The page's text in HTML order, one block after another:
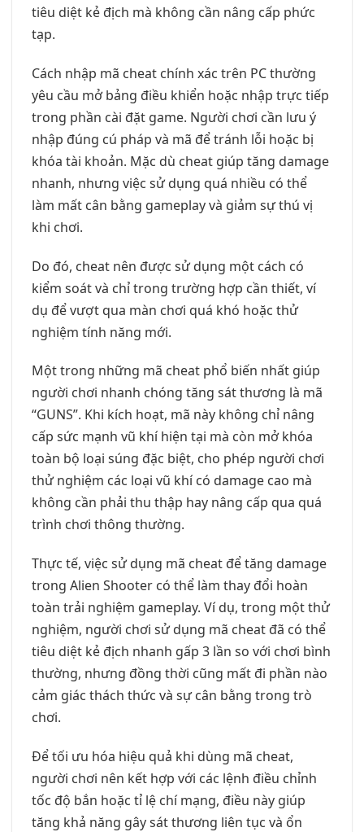
tiêu diệt kẻ địch mà không cần nâng cấp phức
tạp.
Cách nhập mã cheat chính xác trên PC thường
yêu cầu mở bảng điều khiển hoặc nhập trực tiếp
trong phần cài đặt game. Người chơi cần lưu ý
nhập đúng cú pháp và mã để tránh lỗi hoặc bị
khóa tài khoản. Mặc dù cheat giúp tăng damage
nhanh, nhưng việc sử dụng quá nhiều có thể
làm mất cân bằng gameplay và giảm sự thú vị
khi chơi.
Do đó, cheat nên được sử dụng một cách có
kiểm soát và chỉ trong trường hợp cần thiết, ví
dụ để vượt qua màn chơi quá khó hoặc thử
nghiệm tính năng mới.
Một trong những mã cheat phổ biến nhất giúp
người chơi nhanh chóng tăng sát thương là mã
“GUNS”. Khi kích hoạt, mã này không chỉ nâng
cấp sức mạnh vũ khí hiện tại mà còn mở khóa
toàn bộ loại súng đặc biệt, cho phép người chơi
thử nghiệm các loại vũ khí có damage cao mà
không cần phải thu thập hay nâng cấp qua quá
trình chơi thông thường.
Thực tế, việc sử dụng mã cheat để tăng damage
trong Alien Shooter có thể làm thay đổi hoàn
toàn trải nghiệm gameplay. Ví dụ, trong một thử
nghiệm, người chơi sử dụng mã cheat đã có thể
tiêu diệt kẻ địch nhanh gấp 3 lần so với chơi bình
thường, nhưng đồng thời cũng mất đi phần nào
cảm giác thách thức và sự cân bằng trong trò
chơi.
Để tối ưu hóa hiệu quả khi dùng mã cheat,
người chơi nên kết hợp với các lệnh điều chỉnh
tốc độ bắn hoặc tỉ lệ chí mạng, điều này giúp
tăng khả năng gây sát thương liên tục và ổn